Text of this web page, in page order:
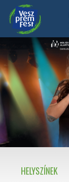
HELYSZÍNEK